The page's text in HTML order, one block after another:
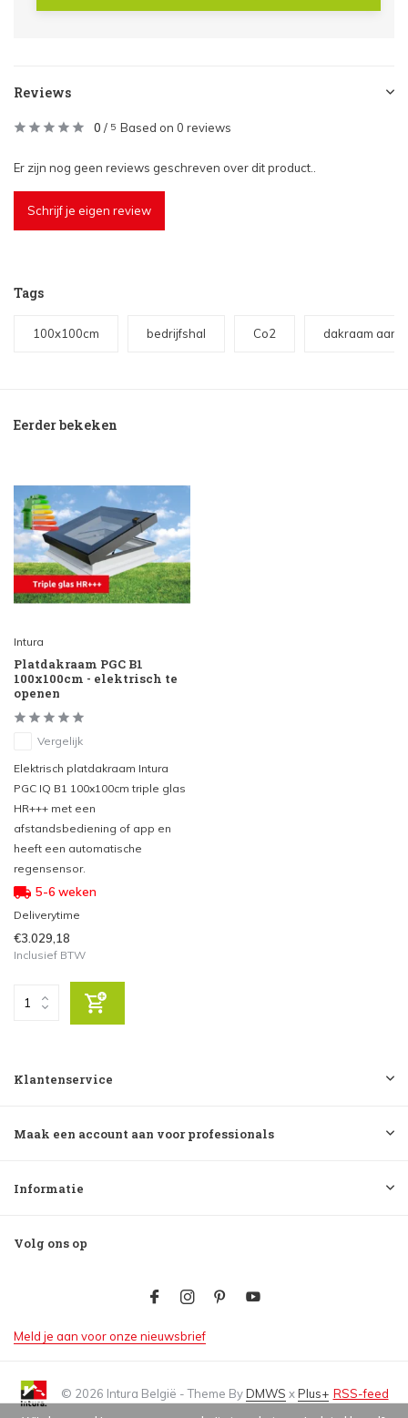
Reviews
0 / 5 Based on 0 reviews
Er zijn nog geen reviews geschreven over dit product..
Schrijf je eigen review
Tags
100x100cm bedrijfshal Co2 dakraam
Eerder bekeken
Intura
Platdakraam PGC B1
100x100cm - elektrisch te
openen
Vergelijk
Elektrisch platdakraam Intura
PGC IQ B1 100x100cm triple glas
HR+++ met een
afstandsbediening of app en
heeft een automatische
regensensor.
5-6 weken
Deliverytime
€3.029,18
Inclusief BTW
Klantenservice
Maak een account aan voor professionals
Informatie
Volg ons op
Meld je aan voor onze nieuwsbrief
© 2026 Intura België - Theme ByDMWS xPlus+ RSS-feed